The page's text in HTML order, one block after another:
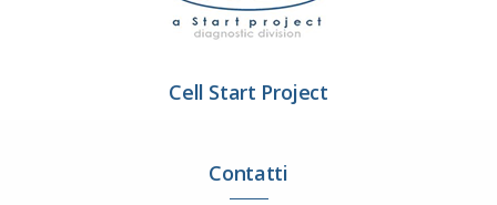
Cell Start Project
Contatti